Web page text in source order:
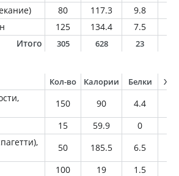
80 117.3 9.8
125 134.4 7.5
Итого
305 628 23
Кол-во Калории Белки
150 90 4.4
15 59.9 0
50 185.5 6.5
100 19 1.5